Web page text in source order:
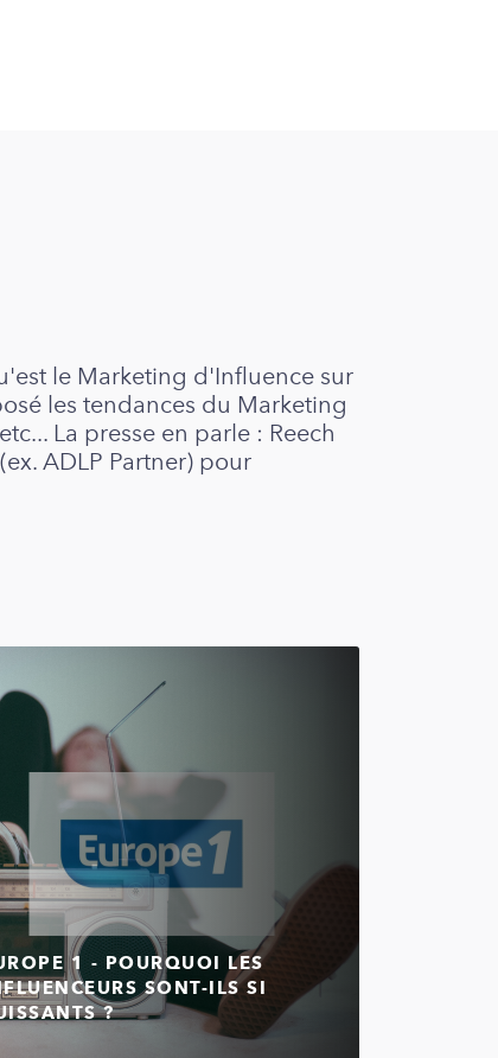
le Marketing d'Influence sur
les tendances du Marketing
La presse en parle : Reech
ADLP Partner) pour
1 - POURQUOI LES
SONT-ILS SI
?